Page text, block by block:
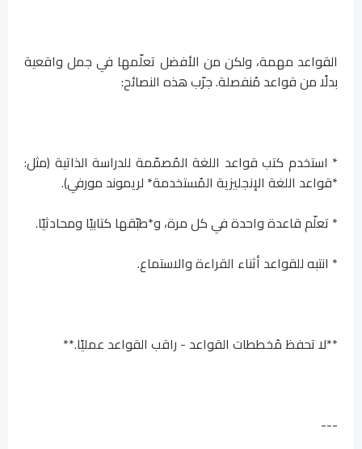
القواعد مهمة، ولكن من الأفضل تعلّمها في جمل واقعية
بدلًا من قواعد مُنفصلة. جرّب هذه النصائح:
* استخدم كتب قواعد اللغة المُصمّمة للدراسة الذاتية (مثل:
*قواعد اللغة الإنجليزية المُستخدمة* لريموند مورفي).
* تعلّم قاعدة واحدة في كل مرة، و*طبّقها كتابيًا ومحادثيًا.
* انتبه للقواعد أثناء القراءة والاستماع.
**لا تحفظ مُخططات القواعد - راقب القواعد عمليًا.**
---